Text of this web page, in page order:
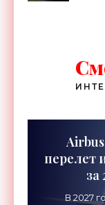
перелет
за
В 2027